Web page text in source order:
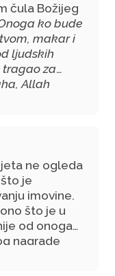
čula Božijeg
ko bude
makar i
ljudskih
tragao za
Allah
ne ogleda
je
imovine.
što je u
od onoga
nagrade